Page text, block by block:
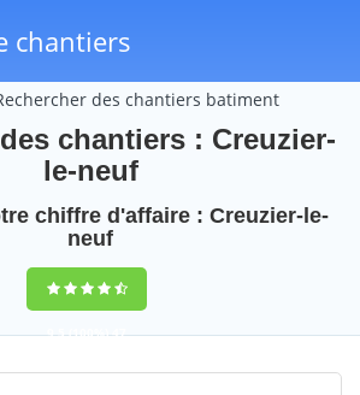
chantiers
des chantiers batiment
chantiers : Creuzier-
le-neuf
chiffre d'affaire : Creuzier-le-
neuf
9,5(100%)47
votes